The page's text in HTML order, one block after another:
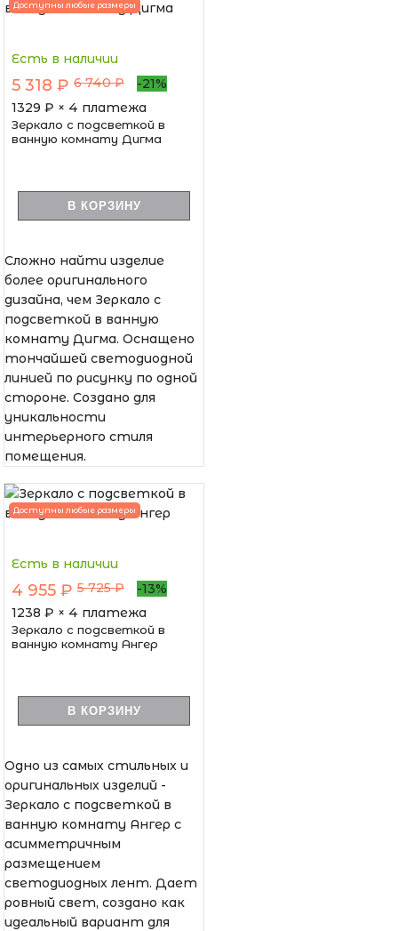
Доступны любые размеры
Есть в наличии
5 318 ₽ 6 740 ₽
-21%
1329 ₽ × 4 платежа
Зеркало с подсветкой в
ванную комнату Дигма
В КОРЗИНУ
Сложно найти изделие
более оригинального
дизайна, чем Зеркало с
подсветкой в ванную
комнату Дигма. Оснащено
тончайшей светодиодной
линией по рисунку по одной
стороне. Создано для
уникальности
интерьерного стиля
помещения.
Доступны любые размеры
Есть в наличии
4 955 ₽ 5 725 ₽
-13%
1238 ₽ × 4 платежа
Зеркало с подсветкой в
ванную комнату Ангер
В КОРЗИНУ
Одно из самых стильных и
оригинальных изделий -
Зеркало с подсветкой в
ванную комнату Ангер с
асимметричным
размещением
светодиодных лент. Дает
ровный свет, создано как
идеальный вариант для